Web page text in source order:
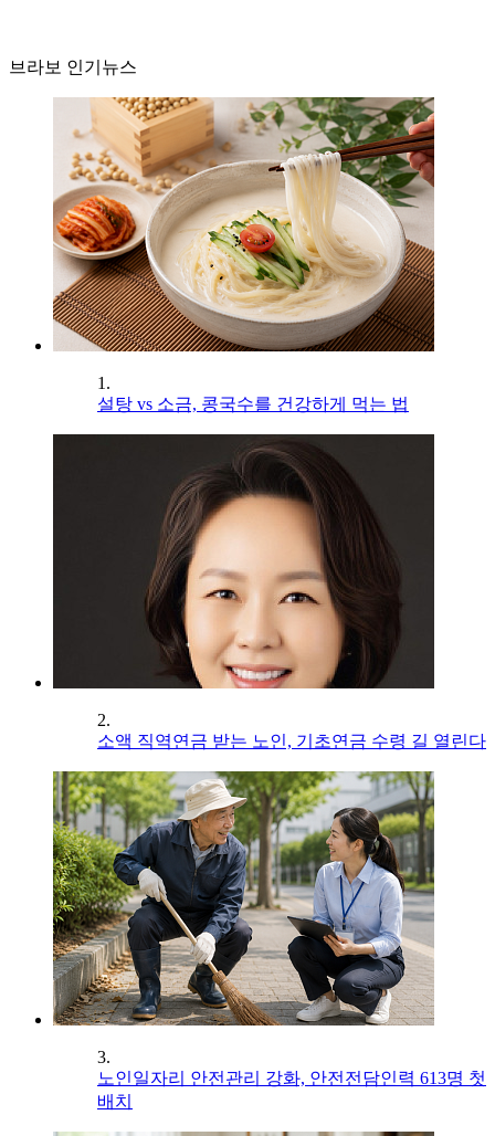
브라보 인기뉴스
1.
설탕 vs 소금, 콩국수를 건강하게 먹는 법
2.
소액 직역연금 받는 노인, 기초연금 수령 길 열린다
3.
노인일자리 안전관리 강화, 안전전담인력 613명 첫
배치